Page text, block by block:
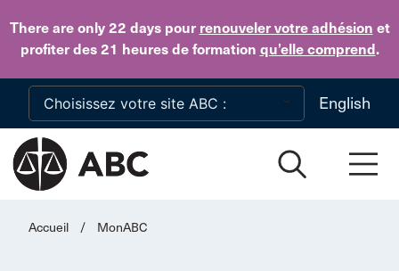
There are only 22 dayspour renouveler votre adhésion et
profiter des 21 heures de formation qu’elle comprend.
Skip to main content
English
Accueil / MonABC